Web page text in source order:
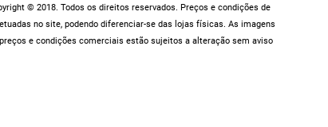
© 2018. Todos os direitos reservados. Preços e condições de
no site, podendo diferenciar-se das lojas físicas. As imagens
e condições comerciais estão sujeitos a alteração sem aviso